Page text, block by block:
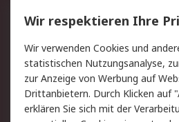
Service
Value Added Services
Rücksendungen
Hilfe
Rechtliches
Wir respektieren Ihre
Wir verwenden Cookies und
statistischen Nutzungsanalyse,
zur Anzeige von Werbung auf
Drittanbietern. Durch Klicken auf
erklären Sie sich mit der